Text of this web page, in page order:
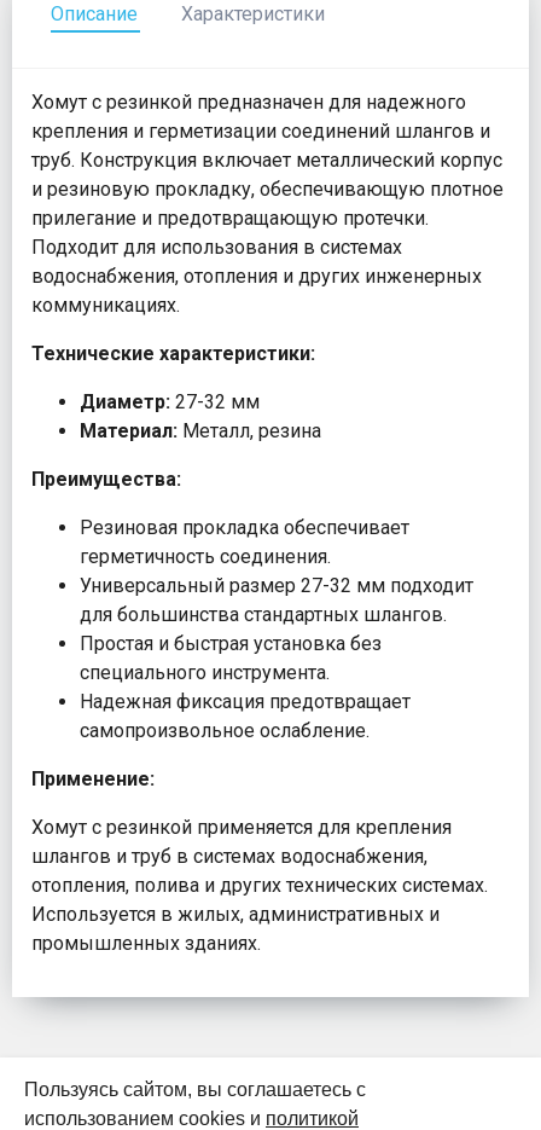
Пользуясь сайтом, вы соглашаетесь с
использованием cookies и политикой
Описание Характеристики
Хомут с резинкой предназначен для надежного
крепления и герметизации соединений шлангов и
труб. Конструкция включает металлический корпус
и резиновую прокладку, обеспечивающую плотное
прилегание и предотвращающую протечки.
Подходит для использования в системах
водоснабжения, отопления и других инженерных
коммуникациях.
Технические характеристики:
Диаметр: 27-32 мм
Материал: Металл, резина
Преимущества:
Резиновая прокладка обеспечивает
герметичность соединения.
Универсальный размер 27-32 мм подходит
для большинства стандартных шлангов.
Простая и быстрая установка без
специального инструмента.
Надежная фиксация предотвращает
самопроизвольное ослабление.
Применение:
Хомут с резинкой применяется для крепления
шлангов и труб в системах водоснабжения,
отопления, полива и других технических системах.
Используется в жилых, административных и
промышленных зданиях.